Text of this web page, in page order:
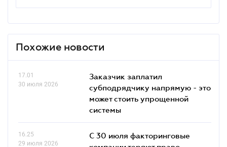
Похожие новости
17.01
30 июля 2026
Заказчик заплатил
субподрядчику напрямую - это
может стоить упрощенной
системы
16.25
29 июля 2026
С 30 июля факторинговые